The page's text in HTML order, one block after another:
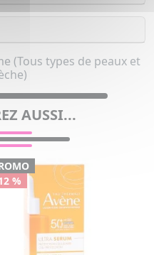
(Tous types de peaux et
AUSSI...
%